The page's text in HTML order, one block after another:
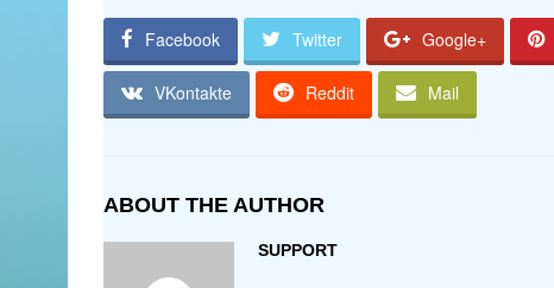
Facebook Twitter Google+
VKontakte Reddit Mail
ABOUT THE AUTHOR
SUPPORT